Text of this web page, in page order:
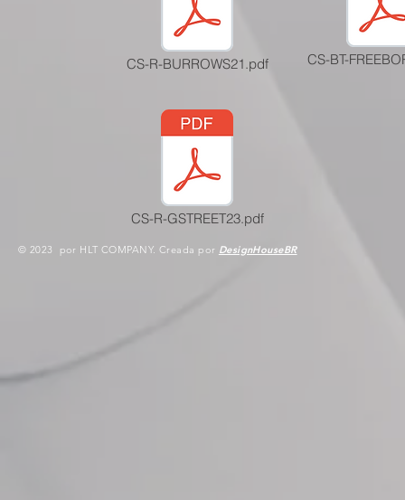
CS-R-BURROWS21.pdf CS-BT-
CS-R-GSTREET23.pdf
© 2023 por HLT COMPANY. Creada por DesignHouseBR